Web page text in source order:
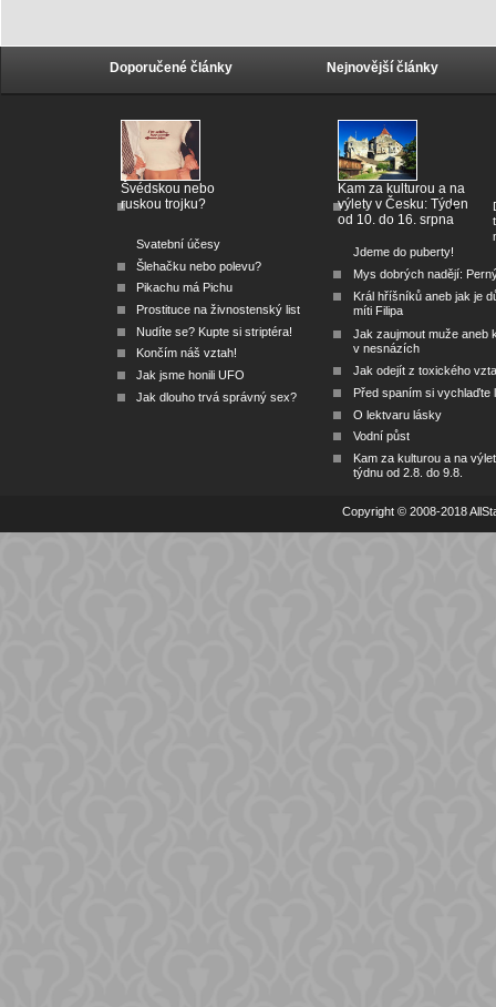
Doporučené články
Švédskou nebo
ruskou trojku?
Svatební účesy
Šlehačku nebo polevu?
Pikachu má Pichu
Prostituce na živnostenský list
Nudíte se? Kupte si striptéra!
Končím náš vztah!
Jak jsme honili UFO
Jak dlouho trvá správný sex?
Nejnovější články
Kam za kulturou a na
výlety v Česku: Týden
od 10. do 16. srpna
Jdeme do puberty!
Mys dobrých nadějí:
Král hříšníků aneb jak je
míti Filipa
Jak zaujmout muže aneb
v nesnázích
Jak odejít z toxického
Před spaním si vychlaďte
O lektvaru lásky
Vodní půst
Kam za kulturou a na
týdnu od 2.8. do 9.8.
Copyright © 2008-2018